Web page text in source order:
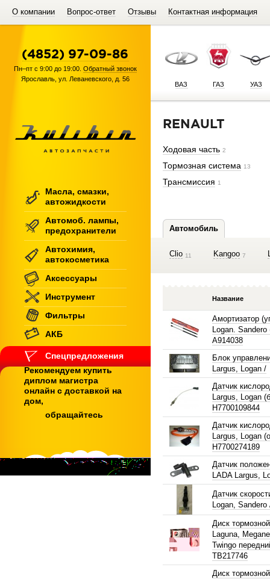
О компании Вопрос-ответ Отзывы Контактная информация
ВАЗ ГАЗ УАЗ
RENAULT
Ходовая часть 2
Тормозная система 13
Трансмиссия 1
Автомобиль
Clio 11 Kangoo 7
Название
Амортизатор
Logan.
A914038
Блок
Largus, Logan /
Датчик
Largus, Logan
H7700109844
Датчик
Largus, Logan
H7700274189
Датчик
LADA Largus,
Датчик
Logan, Sandero
Диск
Laguna,
Twingo
TB217746
Диск
(4852) 97-09-86
Пн–пт с 9:00 до 19:00. Обратный звонок
Ярославль ул. Леваневского, д. 56
Масла, смазки,
автожидкости
Автомоб. лампы,
предохранители
Автохимия,
автокосметика
Аксессуары
Инструмент
Фильтры
АКБ
Спецпредложения
Рекомендуем купить
диплом магистра
онлайн с доставкой на
дом,
обращайтесь